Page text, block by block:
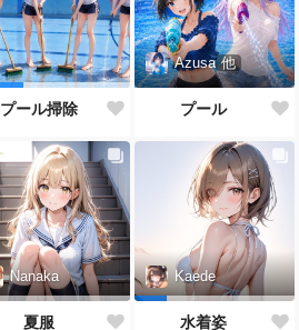
プール掃除
Azusa 他
プール
Nanaka
夏服
Kaede
水着姿